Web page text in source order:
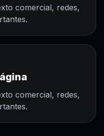
comercial, redes,
comercial, redes,